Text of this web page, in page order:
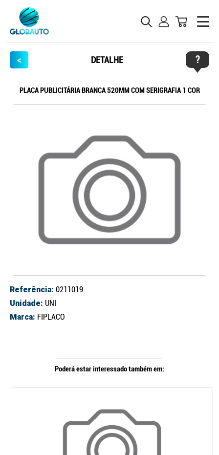
< DETALHE ?
PLACA PUBLICITÁRIA BRANCA 520MM COM SERIGRAFIA 1 COR
Referência: 0211019
Unidade: UNI
Marca: FIPLACO
Poderá estar interessado também em: